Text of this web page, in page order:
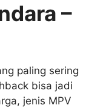
–
paling sering
bisa jadi
jenis MPV